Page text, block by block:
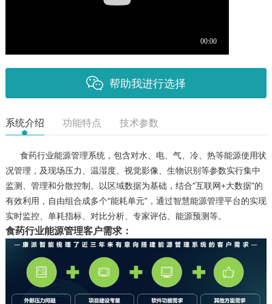
帮助我进行选择
系统介绍 功能特点 技术参数
食药行业能源管理系统，包含对水、电、气、冷、热等能源使用状
况管理，及现场压力、温湿度、视觉影像、生物识别等参数实行集中
监测、管理和分散控制。以区域数据为基础，结合“互联网+大数据”的
有效利用，自由组合成多个“能耗单元”，通过智慧能源管理平台的实现
实时监控、单耗指标、对比分析、专家评估、能源预测等。
食药行业能源管理客户需求：